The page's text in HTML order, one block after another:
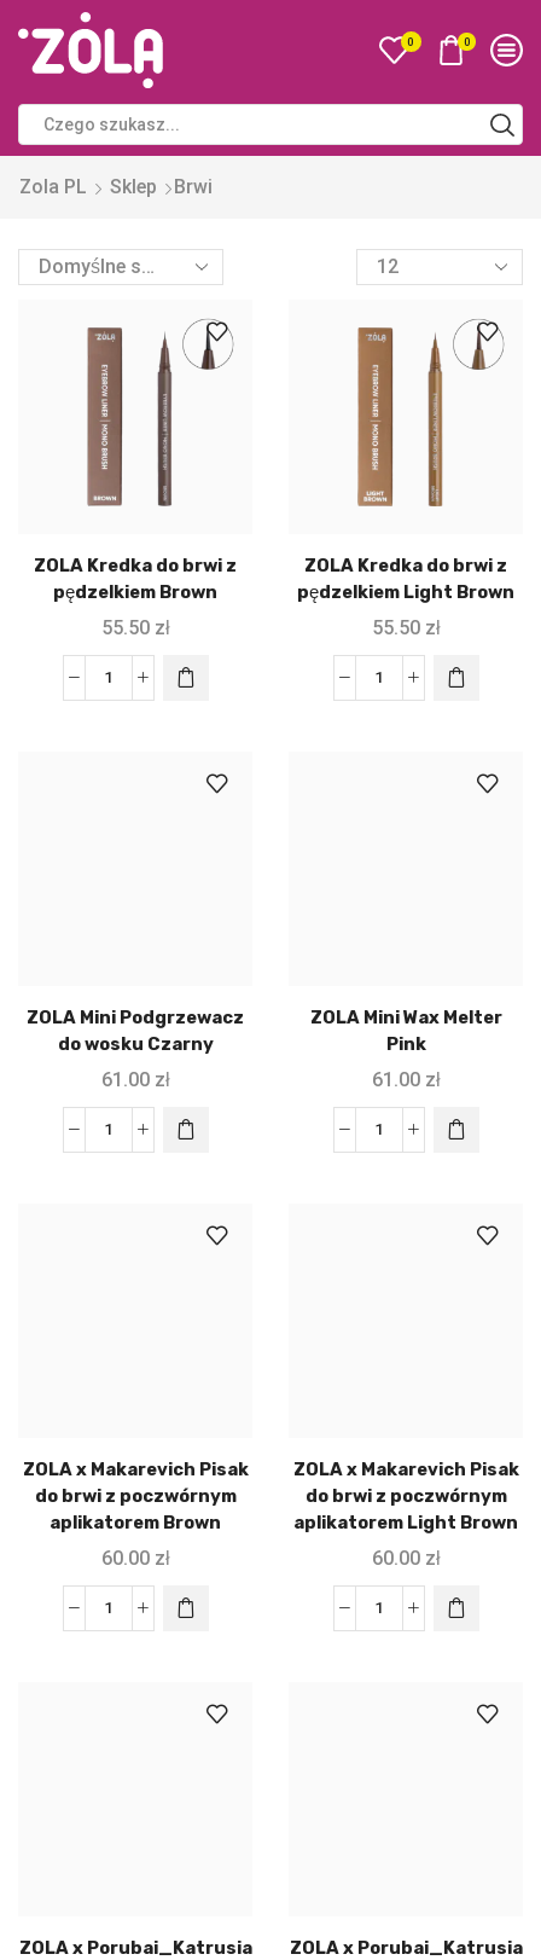
0 0
Zola PL Sklep Brwi
ZOLA Kredka do brwi z
pędzelkiem Brown
55.50 zł
ZOLA Kredka do brwi z
pędzelkiem Light Brown
55.50 zł
ZOLA Mini Podgrzewacz
do wosku Czarny
61.00 zł
ZOLA Mini Wax Melter
Pink
61.00 zł
ZOLA x Makarevich Pisak
do brwi z poczwórnym
aplikatorem Brown
60.00 zł
ZOLA x Makarevich Pisak
do brwi z poczwórnym
aplikatorem Light Brown
60.00 zł
ZOLA x Porubai_Katrusia
ZOLA x Porubai_Katrusia